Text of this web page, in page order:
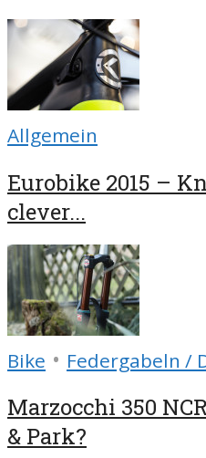
Allgemein
Eurobike 2015 –
clever...
Bike • Federgabeln /
Marzocchi 350
& Park?